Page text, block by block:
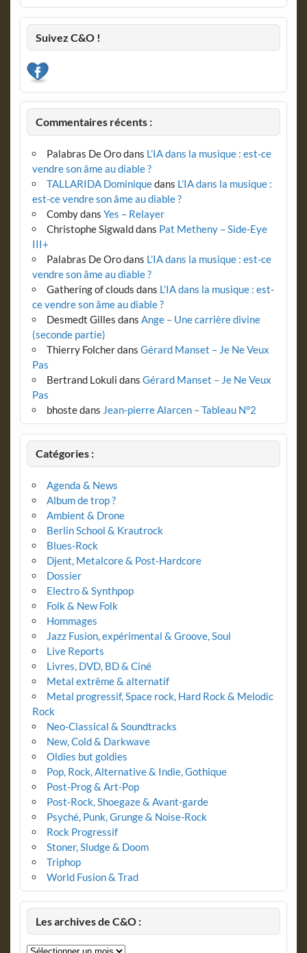
Suivez C&O !
Commentaires récents :
Palabras De Orodans L’IA dans la musique : est-ce
vendre son âme au diable ?
TALLARIDA Dominiquedans L’IA dans la musique :
est-ce vendre son âme au diable ?
Combydans Yes – Relayer
Christophe Sigwalddans Pat Metheny – Side-Eye
III+
Palabras De Orodans L’IA dans la musique : est-ce
vendre son âme au diable ?
Gathering of clouds dans L’IA dans la musique : est-
ce vendre son âme au diable ?
Desmedt Gilles dans Ange – Une carrière divine
(seconde partie)
Thierry Folcherdans Gérard Manset – Je Ne Veux
Pas
Bertrand Lokuli dans Gérard Manset – Je Ne Veux
Pas
bhostedans Jean-pierre Alarcen – Tableau N°2
Catégories :
Agenda & News
Album de trop ?
Ambient & Drone
Berlin School & Krautrock
Blues-Rock
Djent, Metalcore & Post-Hardcore
Dossier
Electro & Synthpop
Folk & New Folk
Hommages
Jazz Fusion, expérimental & Groove, Soul
Live Reports
Livres, DVD, BD & Ciné
Metal extrême & alternatif
Metal progressif, Space rock, Hard Rock & Melodic
Rock
Neo-Classical & Soundtracks
New, Cold & Darkwave
Oldies but goldies
Pop, Rock, Alternative & Indie, Gothique
Post-Prog & Art-Pop
Post-Rock, Shoegaze & Avant-garde
Psyché, Punk, Grunge & Noise-Rock
Rock Progressif
Stoner, Sludge & Doom
Triphop
World Fusion & Trad
Les archives de C&O :
Les